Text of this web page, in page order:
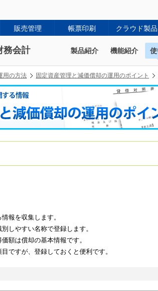
販売管理 帳票印刷 クラウド製品
務会計 製品紹介 機能紹介
用の方法 固定資産管理と減価償却の運用のポイント
報を収集します。
しやすい名称で登録します。
額は償却の基本情報です。
ですが、登録しておくと便利です。